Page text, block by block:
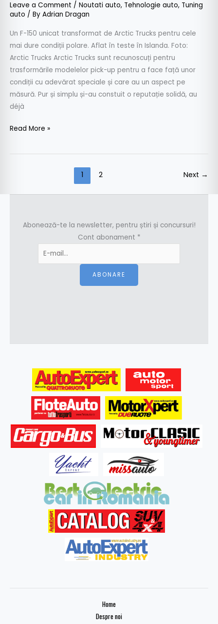
Leave a Comment / Noutati auto, Tehnologie auto, Tuning
auto / By Adrian Dragan
Un F-150 unicat transformat de Arctic Trucks pentru cele
mai dure condiții polare. Aflat în teste în Islanda. Foto:
Arctic Trucks Arctic Trucks sunt recunoscuți pentru
trasformările modelelor pick-up pentru a face față unor
condiții cu adevărat speciale și care au un aspect pe
măsură. Pur și simplu și-au constuit o reputație solidă, au
déjà
Read More »
1 2 Next →
Abonează-te la newsletter, pentru știri și concursuri!
Cont abonament *
ABONARE
Home
Despre noi